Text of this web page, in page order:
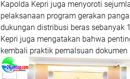
Kapolda Kepri juga menyoroti
pelaksanaan program gerakan
dukungan distribusi beras sebanyak
Kepri juga mengatakan bahwa
kembali praktik pemalsuan